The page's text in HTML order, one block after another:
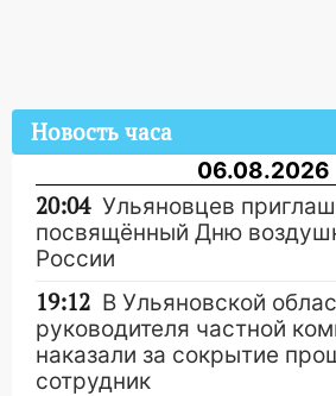
Новость часа
06.08.2026
20:04 Ульяновцев
посвящённый Дню
России
19:12 В Ульяновской
руководителя частной
наказали за сокрытие
сотрудник